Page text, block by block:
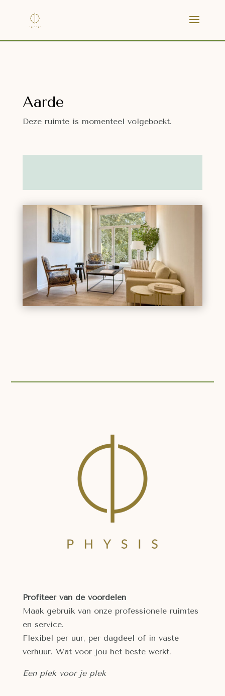
Aarde
Deze ruimte is momenteel volgeboekt.
Profiteer van de voordelen
Maak gebruik van onze professionele ruimtes
en service.
Flexibel per uur, per dagdeel of in vaste
verhuur. Wat voor jou het beste werkt.
Een plek voor je plek